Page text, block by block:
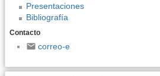
Presentaciones
Bibliografía
Contacto
correo-e